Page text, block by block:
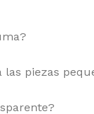
piezas